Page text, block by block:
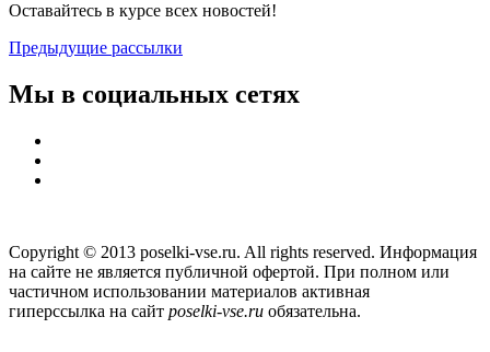
Оставайтесь в курсе всех новостей!
Предыдущие рассылки
Мы в социальных сетях
Copyright © 2013 poselki-vse.ru. All rights reserved. Информация
на сайте не является публичной офертой. При полном или
частичном использовании материалов активная
гиперссылка на сайт poselki-vse.ru​ обязательна.